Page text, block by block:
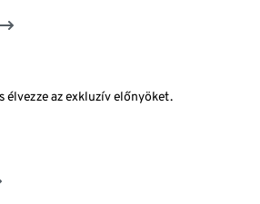
élvezze az exkluzív előnyöket.